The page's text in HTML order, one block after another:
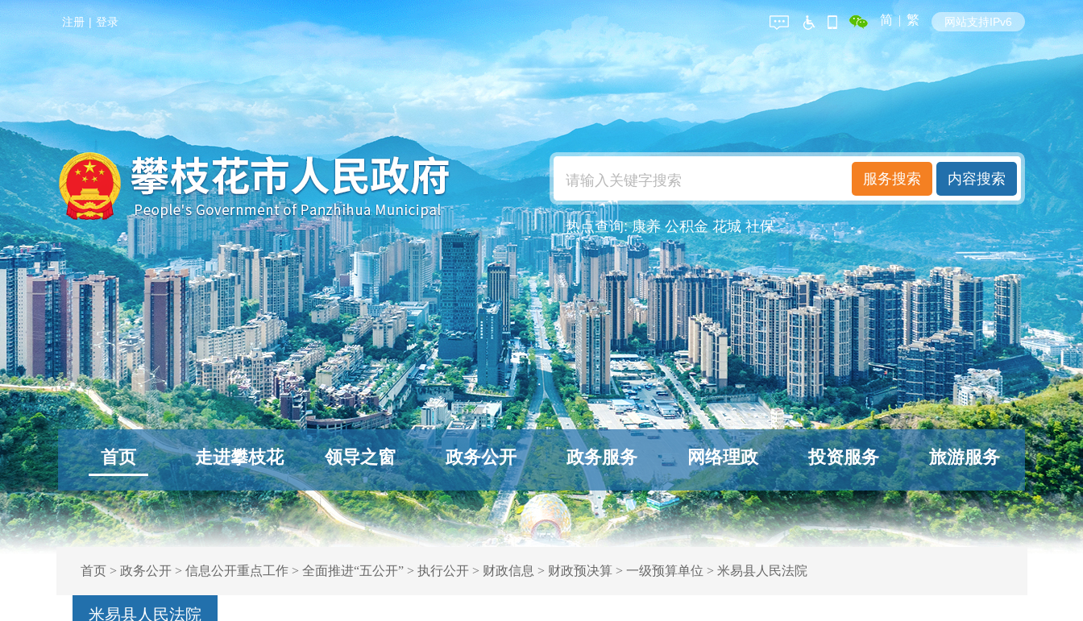
注册 | 登录 简 | 繁 网站支持IPv6
热点查询:康养 公积金 花城 社保
首页 走进攀枝花 领导之窗 政务公开 政务服务 网络理政 投资服务 旅游服务
首页> 政务公开> 信息公开重点工作> 全面推进“五公开”> 执行公开> 财政信息 > 财政预决算> 一级预算单位 > 米易县人民法院
米易县人民法院